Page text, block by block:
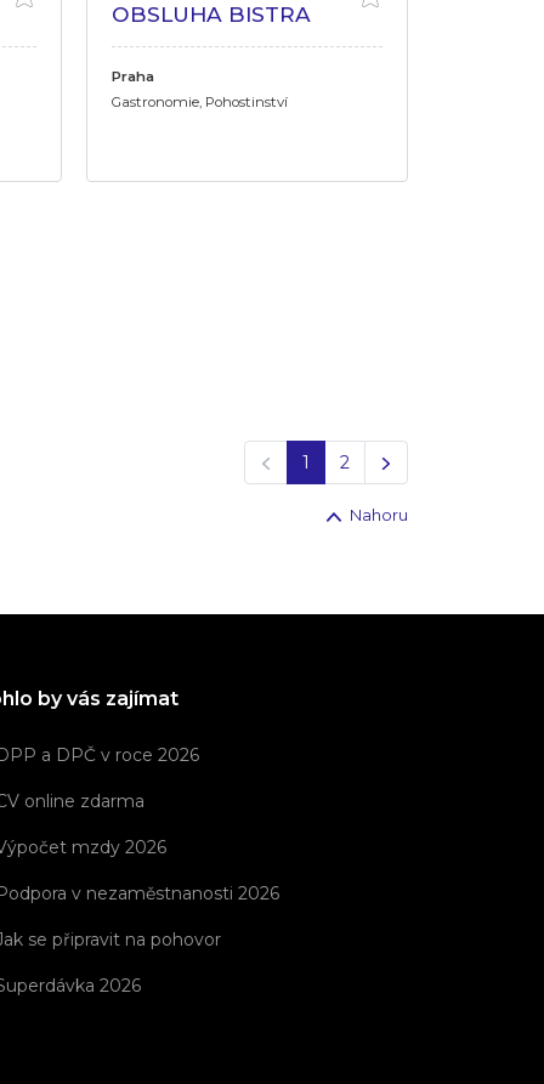
OBSLUHA BISTRA
Praha
Gastronomie, Pohostinství
Předchozí
1 2
Nahoru
by vás zajímat
a DPČ v roce 2026
online zdarma
mzdy 2026
v nezaměstnanosti 2026
se připravit na pohovor
2026